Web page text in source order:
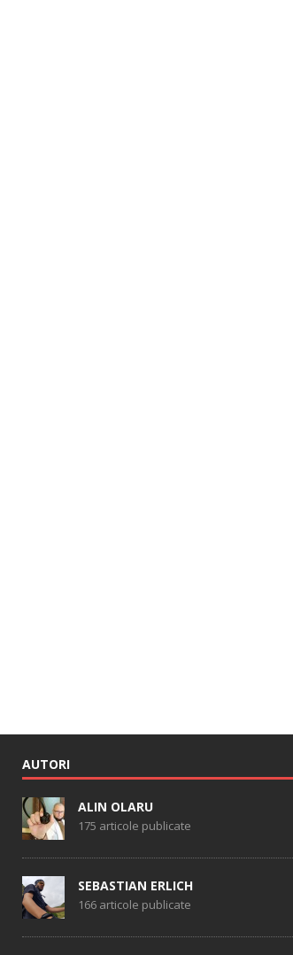
AUTORI
ALIN OLARU
175 articole publicate
SEBASTIAN ERLICH
166 articole publicate